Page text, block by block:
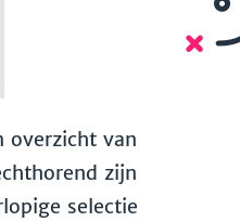
overzicht van
zijn
selectie